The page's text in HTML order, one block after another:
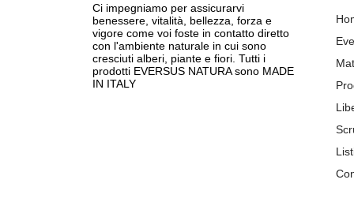
Ci impegniamo per assicurarvi
benessere, vitalità, bellezza, forza e
vigore come voi foste in contatto diretto
con l'ambiente naturale in cui sono
cresciuti alberi, piante e fiori. Tutti i
prodotti EVERSUS NATURA sono MADE
IN ITALY